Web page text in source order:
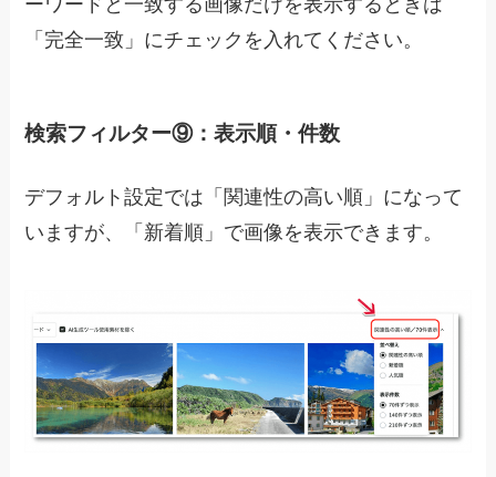
「完全一致」にチェックを入れてください。
検索フィルター⑨：表示順・件数
デフォルト設定では「関連性の高い順」になって
いますが、「新着順」で画像を表示できます。